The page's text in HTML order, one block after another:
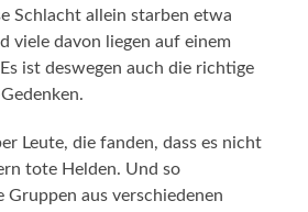
Schlacht allein starben etwa
viele davon liegen auf einem
ist deswegen auch die richtige
Leute, die fanden, dass es nicht
tote Helden. Und so
Gruppen aus verschiedenen